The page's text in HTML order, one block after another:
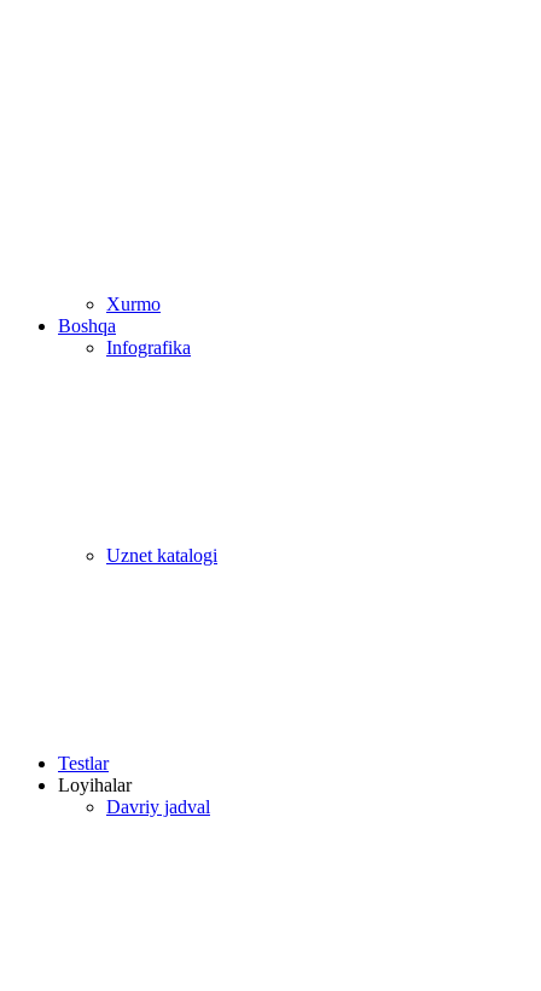
Xurmo
Boshqa
Infografika
Uznet katalogi
Testlar
Loyihalar
Davriy jadval